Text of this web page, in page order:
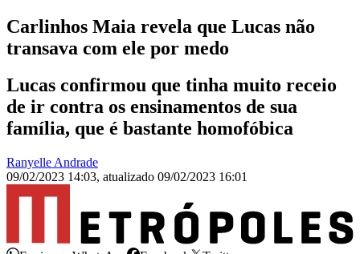
Carlinhos Maia revela que Lucas não
transava com ele por medo
Lucas confirmou que tinha muito receio
de ir contra os ensinamentos de sua
família, que é bastante homofóbica
Ranyelle Andrade
09/02/2023 14:03, atualizado 09/02/2023 16:01